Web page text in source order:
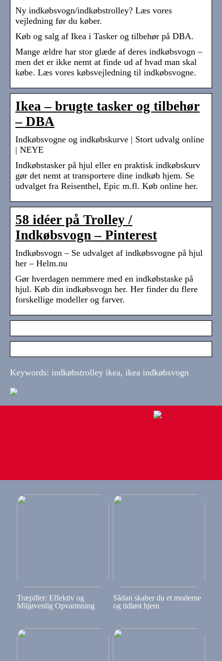
Ny indkøbsvogn/indkøbstrolley? Læs vores
vejledning før du køber.
Køb og salg af Ikea i Tasker og tilbehør på DBA.
Mange ældre har stor glæde af deres indkøbsvogn –
men det er ikke nemt at finde ud af hvad man skal
købe. Læs vores købsvejledning til indkøbsvogne.
Ikea – brugte tasker og tilbehør
– DBA
Indkøbsvogne og indkøbskurve | Stort udvalg online
| NEYE
Indkøbstasker på hjul eller en praktisk indkøbskurv
gør det nemt at transportere dine indkøb hjem. Se
udvalget fra Reisenthel, Epic m.fl. Køb online her.
58 idéer på Trolley /
Indkøbsvogn – Pinterest
Indkøbsvogn – Se udvalget af indkøbsvogne på hjul
her – Helm.nu
Gør hverdagen nemmere med en indkøbstaske på
hjul. Køb din indkøbsvogn her. Her finder du flere
forskellige modeller og farver.
Keywords: indkøbstrolley ikea, ikea indkøbsvogn
Træpiller: Effektiv og
Miljøvenlig Opvarmning
Sådan skaber du et moderne
og tidløst hjem